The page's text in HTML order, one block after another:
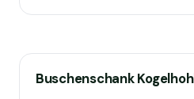
Buschenschank